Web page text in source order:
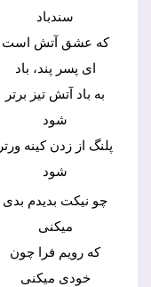
سندباد
که عشق آتش است
ای پسر پند، باد
به باد آتش تیز برتر
شود
پلنگ از زدن کینه ورتر
شود
چو نیکت بدیدم بدی
میکنی
که رویم فرا چون
خودی میکنی